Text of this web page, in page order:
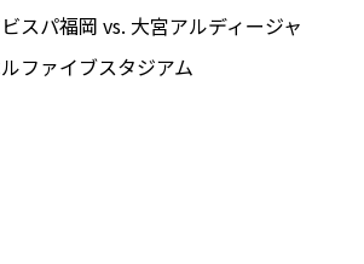
スパ福岡 vs. 大宮アルディージャ
ファイブスタジアム